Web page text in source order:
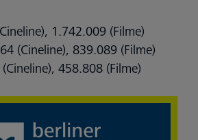
1.742.009 (Filme)
(Cineline), 839.089 (Filme)
458.808 (Filme)